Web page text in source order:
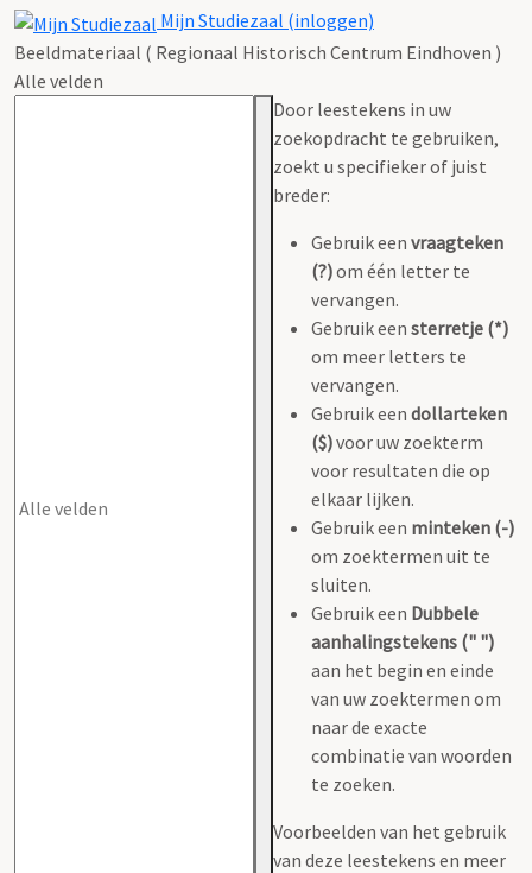
Mijn Studiezaal (inloggen)
Beeldmateriaal ( Regionaal Historisch Centrum Eindhoven )
Alle velden
Door leestekens in uw
zoekopdracht te gebruiken,
zoekt u specifieker of juist
breder:
Gebruik een vraagteken
(?)om één letter te
vervangen.
Gebruik een sterretje (*)
om meer letters te
vervangen.
Gebruik een dollarteken
($)voor uw zoekterm
voor resultaten die op
elkaar lijken.
Gebruik een minteken (-)
om zoektermen uit te
sluiten.
Gebruik een Dubbele
aanhalingstekens (" ")
aan het begin en einde
van uw zoektermen om
naar de exacte
combinatie van woorden
te zoeken.
Voorbeelden van het gebruik
van deze leestekens en meer